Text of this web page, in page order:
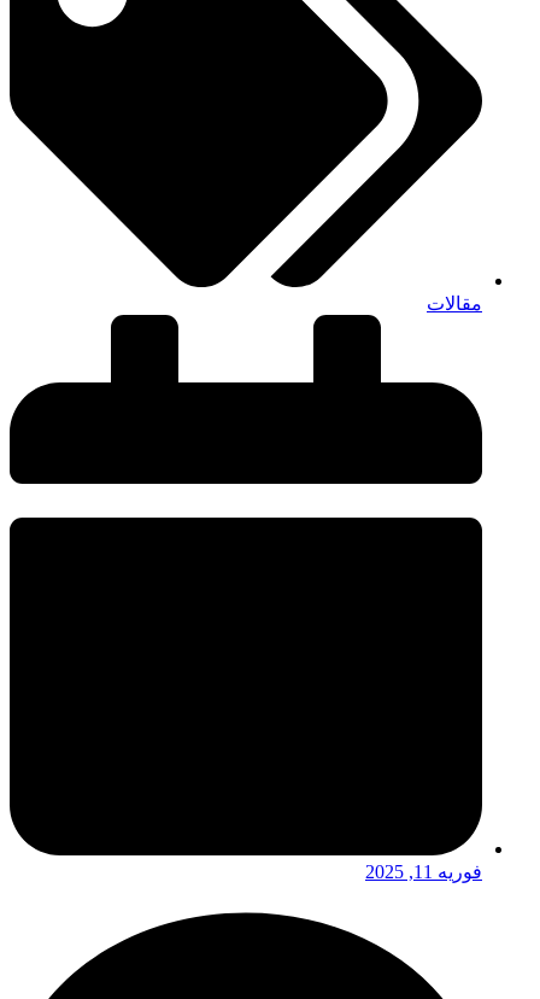
مقالات
فوریه 11, 2025